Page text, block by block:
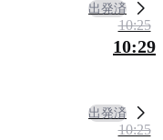
出発済
10:25
10:29
出発済
10:25